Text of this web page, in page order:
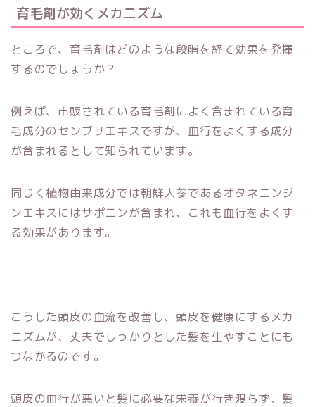
育毛剤が効くメカニズム
ところで、育毛剤はどのような段階を経て効果を発揮
するのでしょうか？
例えば、市販されている育毛剤によく含まれている育
毛成分のセンブリエキスですが、血行をよくする成分
が含まれるとして知られています。
同じく植物由来成分では朝鮮人参であるオタネニンジ
ンエキスにはサポニンが含まれ、これも血行をよくす
る効果があります。
こうした頭皮の血流を改善し、頭皮を健康にするメカ
ニズムが、丈夫でしっかりとした髪を生やすことにも
つながるのです。
頭皮の血行が悪いと髪に必要な栄養が行き渡らず、髪